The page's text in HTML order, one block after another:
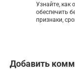
Узнайте, как
обеспечить
признаки,
Добавить